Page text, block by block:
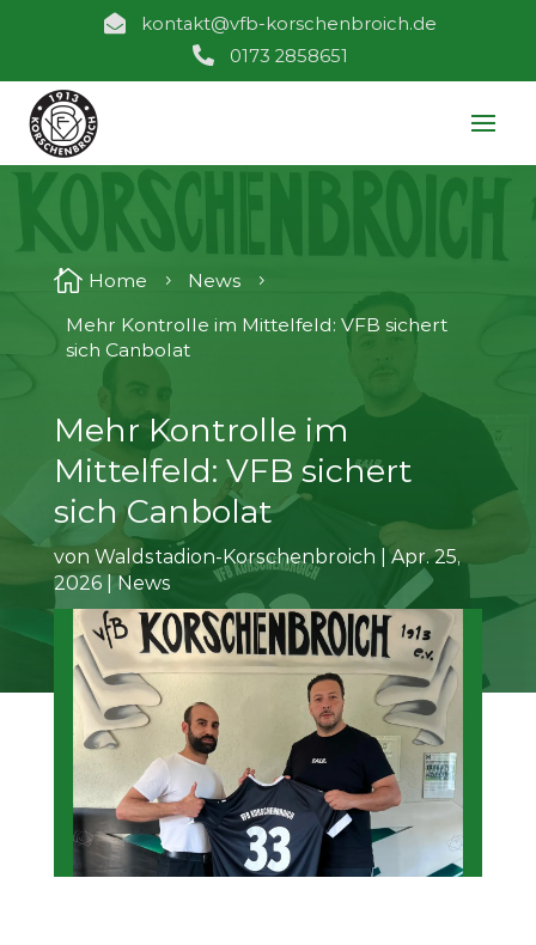

kontakt@vfb-korschenbroich.de

0173 2858651
 Home 5 News 5
Mehr Kontrolle im Mittelfeld: VFB sichert
sich Canbolat
Mehr Kontrolle im
Mittelfeld: VFB sichert
sich Canbolat
von Waldstadion-Korschenbroich |Apr. 25,
2026|News